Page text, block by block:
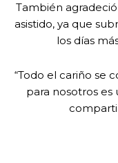
También
asistido, ya que
los días
“Todo el cariño se
para nosotros